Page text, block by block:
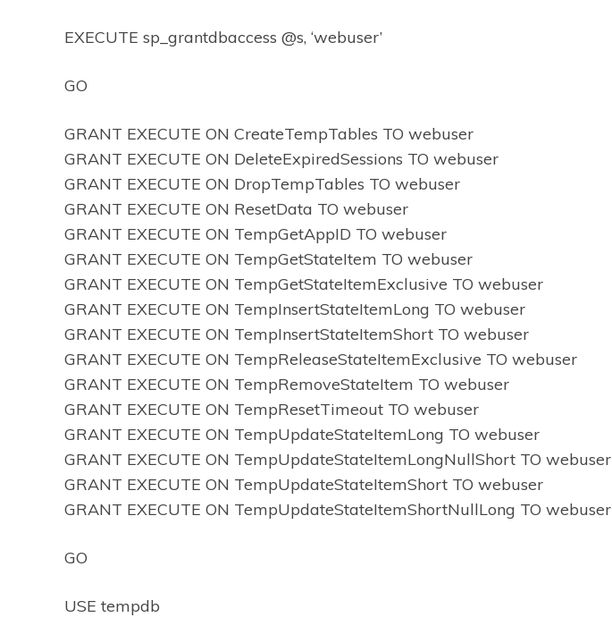
EXECUTE sp_grantdbaccess @s, ‘webuser’
GO
GRANT EXECUTE ON CreateTempTables TO webuser
GRANT EXECUTE ON DeleteExpiredSessions TO webuser
GRANT EXECUTE ON DropTempTables TO webuser
GRANT EXECUTE ON ResetData TO webuser
GRANT EXECUTE ON TempGetAppID TO webuser
GRANT EXECUTE ON TempGetStateItem TO webuser
GRANT EXECUTE ON TempGetStateItemExclusive TO webuser
GRANT EXECUTE ON TempInsertStateItemLong TO webuser
GRANT EXECUTE ON TempInsertStateItemShort TO webuser
GRANT EXECUTE ON TempReleaseStateItemExclusive TO webuser
GRANT EXECUTE ON TempRemoveStateItem TO webuser
GRANT EXECUTE ON TempResetTimeout TO webuser
GRANT EXECUTE ON TempUpdateStateItemLong TO webuser
GRANT EXECUTE ON TempUpdateStateItemLongNullShort TO webuser
GRANT EXECUTE ON TempUpdateStateItemShort TO webuser
GRANT EXECUTE ON TempUpdateStateItemShortNullLong TO webuser
GO
USE tempdb